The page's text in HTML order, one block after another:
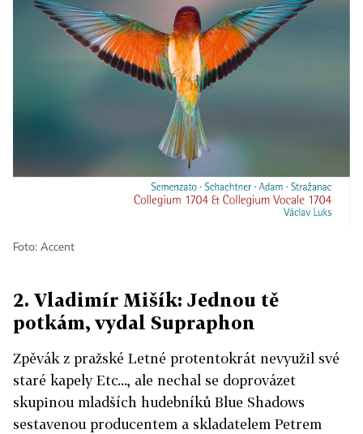
Foto: Accent
2. Vladimír Mišík: Jednou tě
potkám, vydal Supraphon
Zpěvák z pražské Letné protentokrát nevyužil své
staré kapely Etc..., ale nechal se doprovázet
skupinou mladších hudebníků Blue Shadows
sestavenou producentem a skladatelem Petrem